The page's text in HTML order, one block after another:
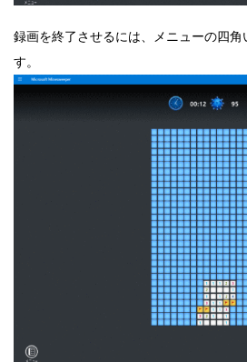
録画を終了させるには、メニューの四角
す。